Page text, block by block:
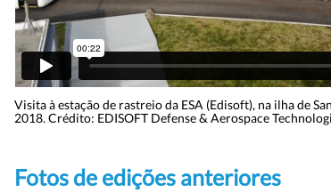
Visita à estação de rastreio da ESA (Edisoft), na ilha de
2018. Crédito: EDISOFT Defense & Aerospace
Fotos de edições anteriores